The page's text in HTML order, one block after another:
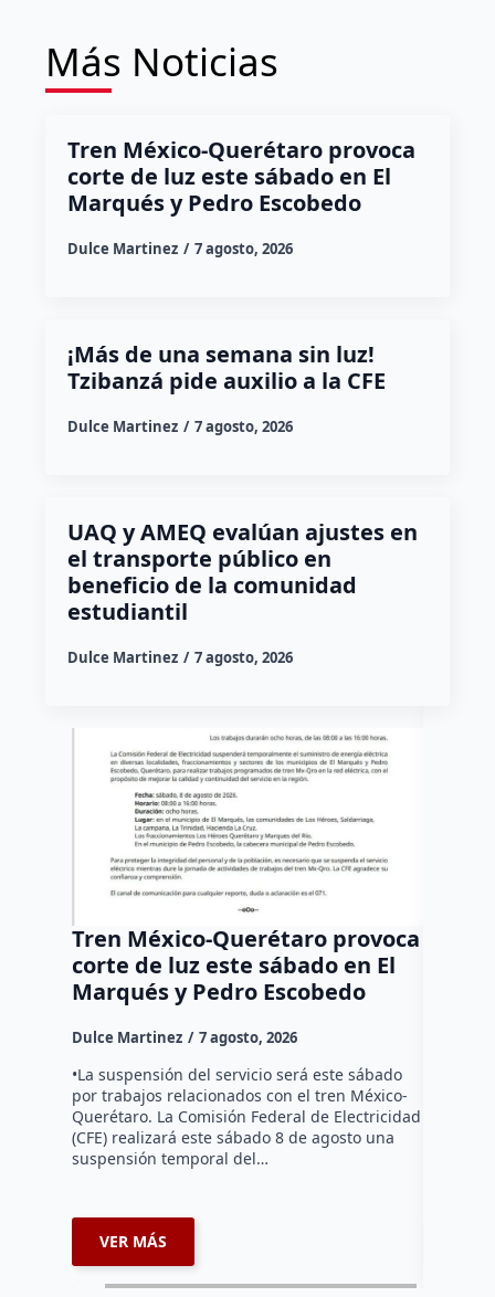
Más Noticias
Tren México-Querétaro provoca
corte de luz este sábado en El
Marqués y Pedro Escobedo
Dulce Martinez 7 agosto, 2026
¡Más de una semana sin luz!
Tzibanzá pide auxilio a la CFE
Dulce Martinez 7 agosto, 2026
UAQ y AMEQ evalúan ajustes en
el transporte público en
beneficio de la comunidad
estudiantil
Dulce Martinez 7 agosto, 2026
Tren México-Querétaro provoca
corte de luz este sábado en El
Marqués y Pedro Escobedo
Dulce Martinez 7 agosto, 2026
•La suspensión del servicio será este sábado
por trabajos relacionados con el tren México-
Querétaro. La Comisión Federal de Electricidad
(CFE) realizará este sábado 8 de agosto una
suspensión temporal del…
VER MÁS